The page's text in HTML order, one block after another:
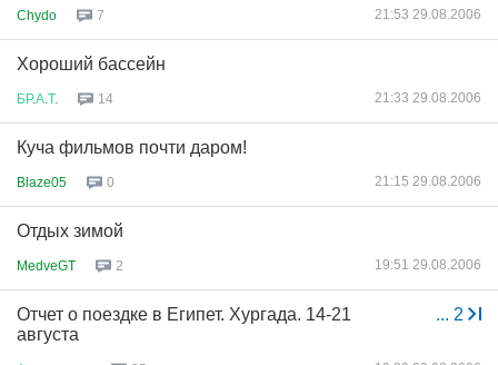
Chydo 7 21:53 29.08.2006
Хороший бассейн
БР.А Т. 14 21:33 29.08.2006
Куча фильмов почти даром!
Blaze05 0 21:15 29.08.2006
Отдых зимой
MedveGT 2 19:51 29.08.2006
... 2
Отчет о поездке в Египет. Хургада. 14-21
августа